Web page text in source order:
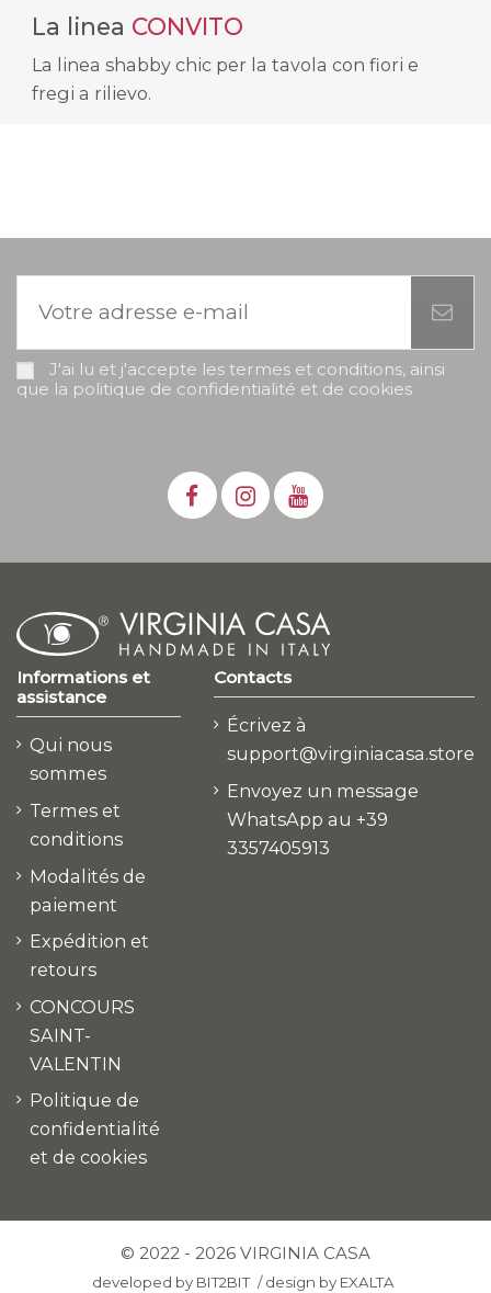
La linea CONVITO
La linea shabby chic per la tavola con fiori e
fregi a rilievo.
J'ai lu et j'accepte les termes et conditions, ainsi
que la politique de confidentialité et de cookies
Informations et
assistance
Qui nous
sommes
Termes et
conditions
Modalités de
paiement
Expédition et
retours
CONCOURS
SAINT-
VALENTIN
Politique de
confidentialité
et de cookies
Contacts
Écrivez à
support@virginiacasa.store
Envoyez un message
WhatsApp au +39
3357405913
© 2022 - 2026 VIRGINIA CASA
developed by BIT2BIT /design by EXALTA